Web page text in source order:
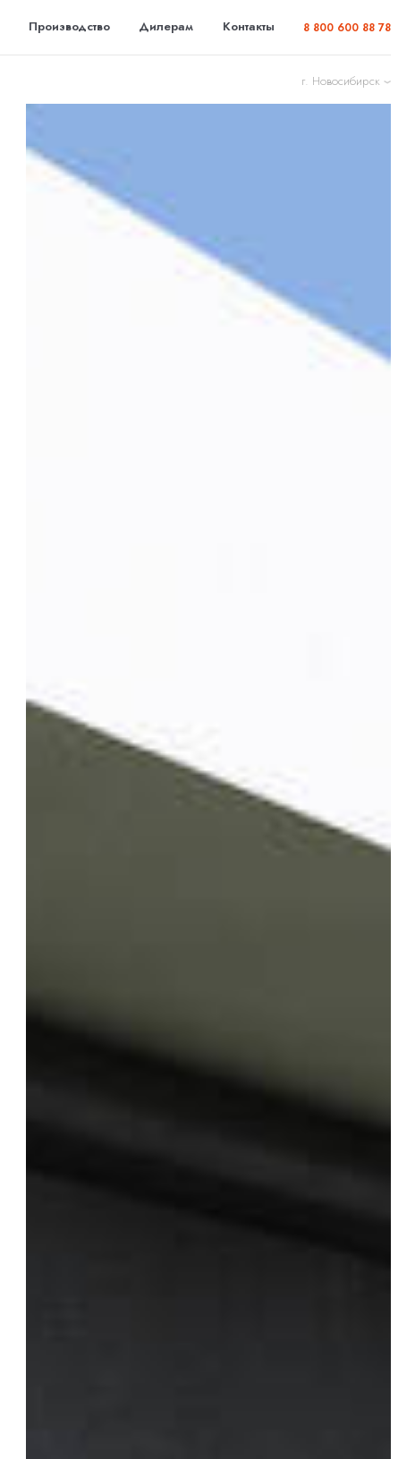
г. Новосибирск
Производство Дилерам Контакты 8 800 600 88 78